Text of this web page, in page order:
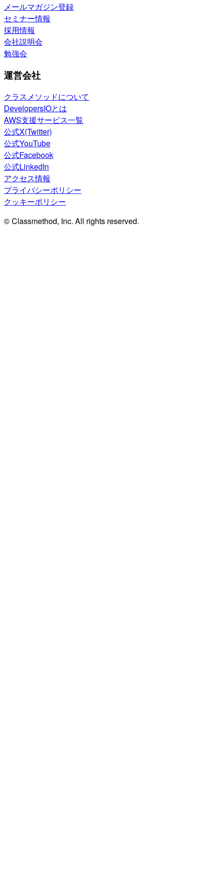
メールマガジン登録
セミナー情報
採用情報
会社説明会
勉強会
運営会社
クラスメソッドについて
DevelopersIOとは
AWS支援サービス一覧
公式X(Twitter)
公式YouTube
公式Facebook
公式LinkedIn
アクセス情報
プライバシーポリシー
クッキーポリシー
© Classmethod, Inc. All rights reserved.